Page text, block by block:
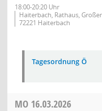
18:00-20:20 Uhr
Haiterbach, Rathaus,
72221 Haiterbach
Tagesordnung Ö
MO 16.03.2026